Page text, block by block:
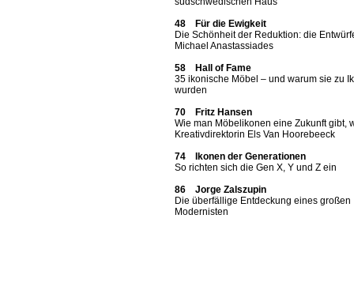
48 Für die Ewigkeit
Die Schönheit der Reduktion: die
Michael Anastassiades
58 Hall of Fame
35 ikonische Möbel – und warum sie zu
wurden
70 Fritz Hansen
Wie man Möbelikonen eine Zukunft gibt,
Kreativdirektorin Els Van Hoorebeeck
74 Ikonen der Generationen
So richten sich die Gen X, Y und Z ein
86 Jorge Zalszupin
Die überfällige Entdeckung eines großen
Modernisten